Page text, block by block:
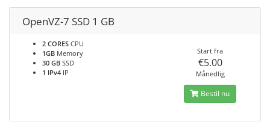
OpenVZ-7 SSD 1 GB
2 CORES CPU
1GB Memory
30 GB SSD
1 IPv4 IP
Start fra
€5.00
Månedlig
Bestil nu